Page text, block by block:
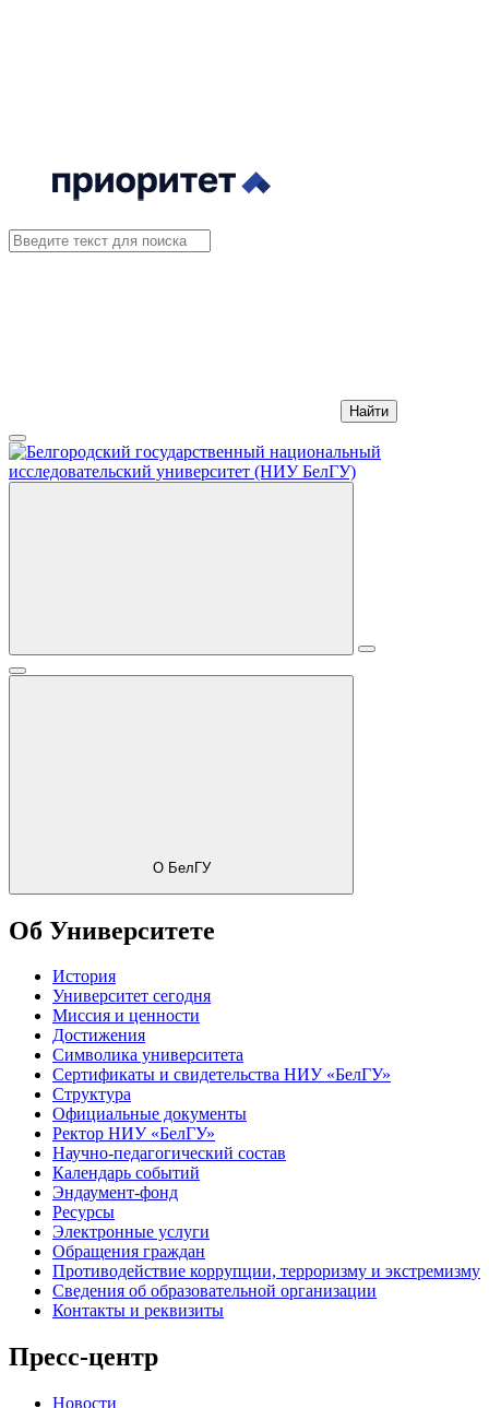
Найти
О БелГУ
Об Университете
История
Университет сегодня
Миссия и ценности
Достижения
Символика университета
Сертификаты и свидетельства НИУ «БелГУ»
Структура
Официальные документы
Ректор НИУ «БелГУ»
Научно-педагогический состав
Календарь событий
Эндаумент-фонд
Ресурсы
Электронные услуги
Обращения граждан
Противодействие коррупции, терроризму и экстремизму
Сведения об образовательной организации
Контакты и реквизиты
Пресс-центр
Новости